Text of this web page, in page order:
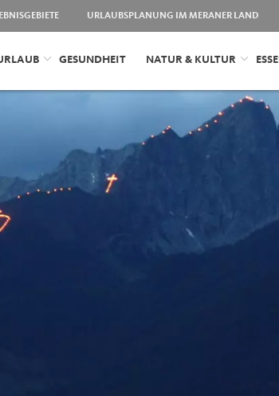
URLAUBSPLANUNG IM MERANER LAND
GESUNDHEIT NATUR & KULTUR